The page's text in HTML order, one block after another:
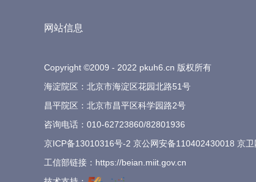
网站信息
Copyright ©2009 - 2022 pkuh6.cn 版权所有
海淀院区：北京市海淀区花园北路51号
昌平院区：北京市昌平区科学园路2号
咨询电话： 010-62723860/82801936
京ICP备13010316号-2 京公网安备110402430018 京
工信部链接： https://beian.miit.gov.cn